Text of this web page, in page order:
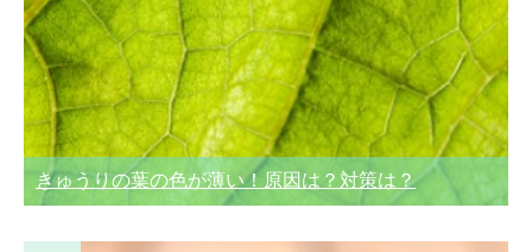
きゅうりの葉の色が薄い！原因は？対策は？